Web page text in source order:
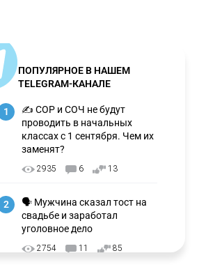
ПОПУЛЯРНОЕ В НАШЕМ
TELEGRAM-КАНАЛЕ
1
✍️ СОР и СОЧ не будут
проводить в начальных
классах с 1 сентября. Чем их
заменят?
2935 6 13
2
🗣 Мужчина сказал тост на
свадьбе и заработал
уголовное дело
2754 11 85